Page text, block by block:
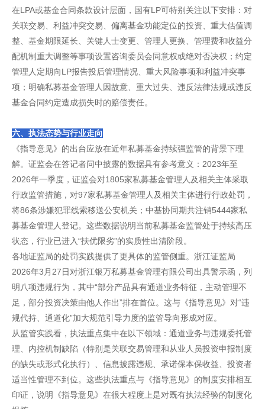
在LPA或基金合同条款设计层面，国有LP可特别关注以下安排：对
关联交易、利益冲突交易、偏离基金功能定位的投资、重大估值调
整、基金期限延长、关键人士变更、管理人更换、管理费和收益分
配机制重大调整等事项设置咨询委员会同意权或绝对否决权；约定
管理人定期向LP报告投后管理情况、重大风险事项和利益冲突事
项；明确私募基金管理人因故意、重大过失、违反法律法规或违反
基金合同约定造成损失时的赔偿责任。
六、执法态势与行业走向
《指导意见》的出台应放在近年私募基金持续强监管的背景下理
解。证监会在答记者问中披露的数据具有参考意义：2023年至
2026年一季度，证监会对1805家私募基金管理人及相关主体采取
行政监管措施，对97家私募基金管理人及相关主体进行行政处罚，
将86条涉嫌犯罪线索移送公安机关；中基协同期共注销5444家私
募基金管理人登记。这些数据说明当前私募基金监管处于持续高压
状态，行业已进入“扶优限劣”的实质性出清阶段。
各地证监局的处罚实践提供了更具体的监管侧重。浙江证监局
2026年3月27日对浙江银万私募基金管理有限公司出具警示函，列
明八项违规行为，其中“部分产品具有通道业务特征，主动管理不
足，部分投资决策由他人作出”排在首位。这与《指导意见》对“违
规代持、通道化”加大规范引导力度的监管导向形成对应。
从监管实践看，执法重点集中在以下领域：通道业务与违规委托管
理、内控机制缺陷（特别是关联交易管理和从业人员投资申报制度
的缺失或形式化执行）、信息披露违规、承诺保本保收益、投资者
适当性管理不到位。这些执法重点与《指导意见》的制度安排相互
印证，说明《指导意见》在很大程度上是对既有执法经验的制度化